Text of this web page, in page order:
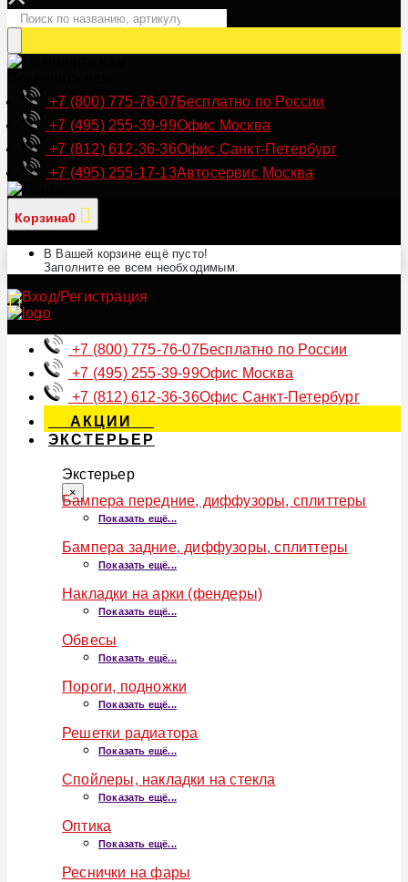
+7 (800) 775-76-07Бесплатно по России
+7 (495) 255-39-99Офис Москва
+7 (812) 612-36-36Офис Санкт-Петербург
+7 (495) 255-17-13Автосервис Москва
Корзина0
В Вашей корзине ещё пусто!
Заполните ее всем необходимым.
+7 (800) 775-76-07Бесплатно по России
+7 (495) 255-39-99Офис Москва
+7 (812) 612-36-36Офис Санкт-Петербург
АКЦИИ
ЭКСТЕРЬЕР
Экстерьер
×
Бампера передние, диффузоры, сплиттеры
Показать ещё...
Бампера задние, диффузоры, сплиттеры
Показать ещё...
Накладки на арки (фендеры)
Показать ещё...
Обвесы
Показать ещё...
Пороги, подножки
Показать ещё...
Решетки радиатора
Показать ещё...
Спойлеры, накладки на стекла
Показать ещё...
Оптика
Показать ещё...
Реснички на фары